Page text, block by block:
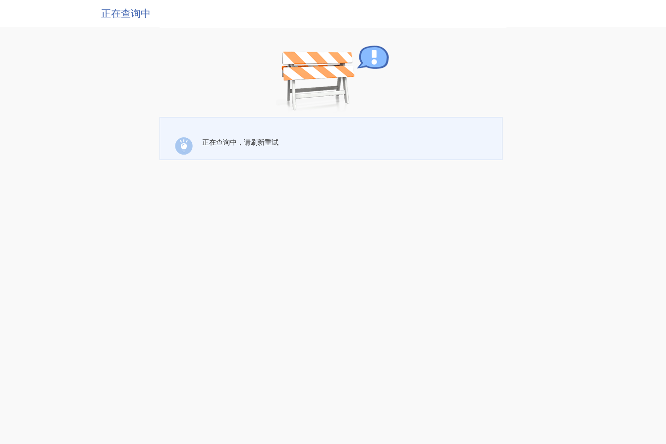
正在查询中
正在查询中，请刷新重试